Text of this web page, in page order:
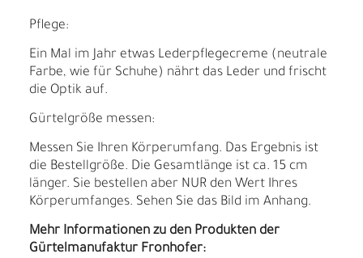
Pflege:
Ein Mal im Jahr etwas Lederpflegecreme (neutrale
Farbe, wie für Schuhe) nährt das Leder und frischt
die Optik auf.
Gürtelgröße messen:
Messen Sie Ihren Körperumfang. Das Ergebnis ist
die Bestellgröße. Die Gesamtlänge ist ca. 15 cm
länger. Sie bestellen aber NUR den Wert Ihres
Körperumfanges. Sehen Sie das Bild im Anhang.
Mehr Informationen zu den Produkten der
Gürtelmanufaktur Fronhofer: